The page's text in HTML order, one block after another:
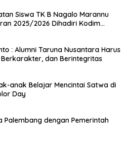
Siswa TK B Nagalo Marannu
2025/2026 Dihadiri Kodim
: Alumni Taruna Nusantara Harus
dan Berintegritas
anak Belajar Mencintai Satwa di
Day
Palembang dengan Pemerintah